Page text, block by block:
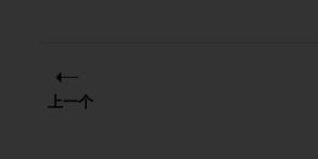
上一个